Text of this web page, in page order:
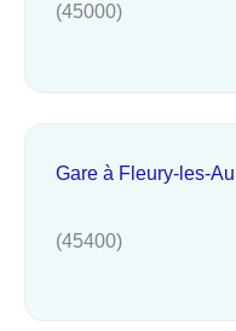
(45000)
Gare à Fleury-les-
(45400)